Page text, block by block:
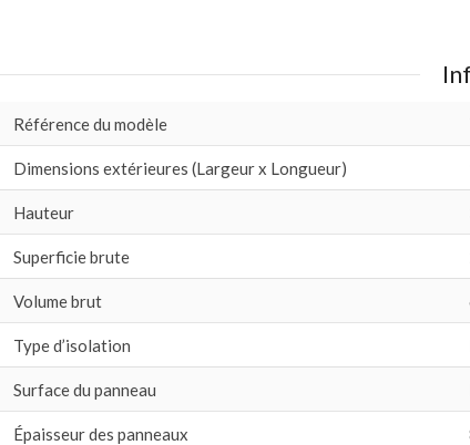
Référence du modèle
Dimensions extérieures (Largeur x Longueur)
Hauteur
Superficie brute
Volume brut
Type d’isolation
Surface du panneau
Épaisseur des panneaux